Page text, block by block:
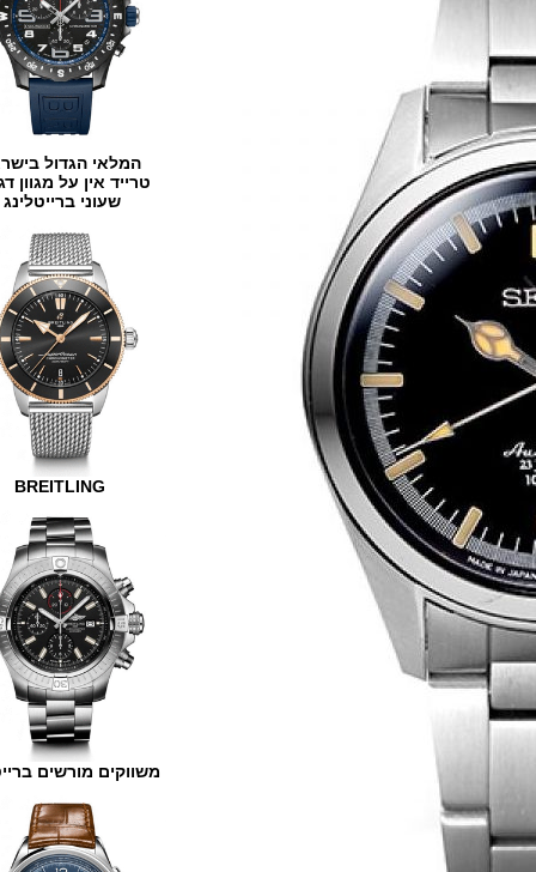
המלאי הגדול בישראל
טרייד אין על מגוון דגמים
שעוני ברייטלינג
BREITLING
משווקים מורשים ברייטלינג